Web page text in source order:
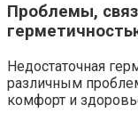
Проблемы,
Недостаточная
различным
комфорт и